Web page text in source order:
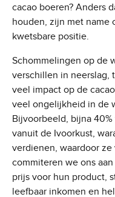
cacao boeren? Anders
houden, zijn met name
kwetsbare positie.
Schommelingen op de
verschillen in neerslag,
veel impact op de
veel ongelijkheid in de
Bijvoorbeeld, bijna
vanuit de Ivoorkust,
verdienen, waardoor
commiteren we ons
prijs voor hun product,
leefbaar inkomen en